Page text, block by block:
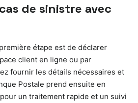
de sinistre avec
étape est de déclarer
client en ligne ou par
fournir les détails nécessaires et
Postale prend ensuite en
un traitement rapide et un suivi